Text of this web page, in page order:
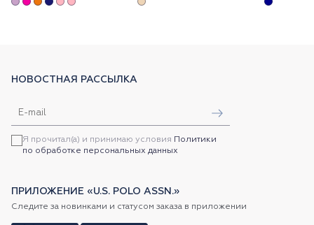
НОВОСТНАЯ РАССЫЛКА
Я прочитал(а) и принимаю условия Политики
по обработке персональных данных
ПРИЛОЖЕНИЕ «U.S. POLO ASSN.»
Следите за новинками и статусом заказа в приложении